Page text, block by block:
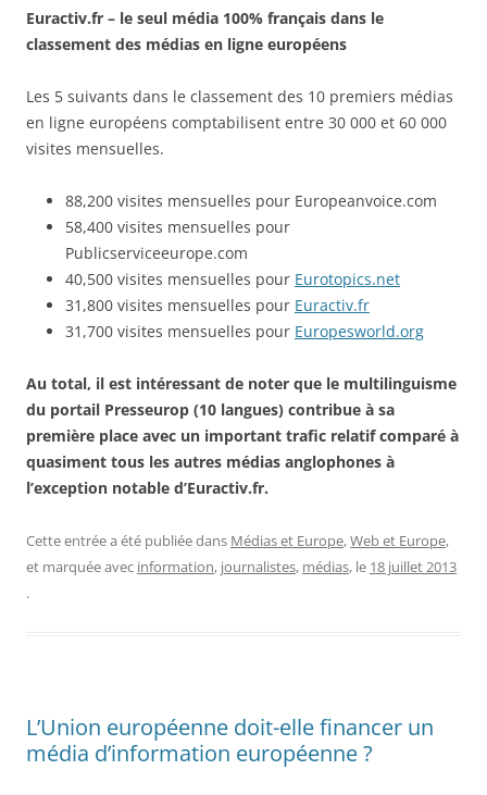
Euractiv.fr – le seul média 100% français dans le
classement des médias en ligne européens
Les 5 suivants dans le classement des 10 premiers médias
en ligne européens comptabilisent entre 30 000 et 60 000
visites mensuelles.
88,200 visites mensuelles pour Europeanvoice.com
58,400 visites mensuelles pour
Publicserviceeurope.com
40,500 visites mensuelles pour Eurotopics.net
31,800 visites mensuelles pour Euractiv.fr
31,700 visites mensuelles pour Europesworld.org
Au total, il est intéressant de noter que le multilinguisme
du portail Presseurop (10 langues) contribue à sa
première place avec un important trafic relatif comparé à
quasiment tous les autres médias anglophones à
l’exception notable d’Euractiv.fr.
Cette entrée a été publiée dans Médias et Europe,Web et Europe,
et marquée avec information, journalistes, médias, le 18 juillet 2013
.
L’Union européenne doit-elle financer un
média d’information européenne ?